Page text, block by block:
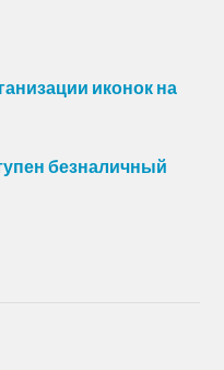
иконок на
безналичный